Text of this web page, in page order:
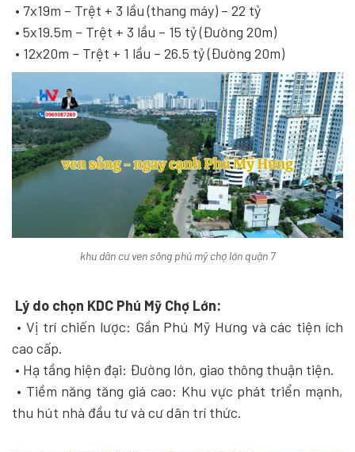
• 7x19m – Trệt + 3 lầu (thang máy) – 22 tỷ
• 5x19.5m – Trệt + 3 lầu – 15 tỷ (Đường 20m)
• 12x20m – Trệt + 1 lầu – 26.5 tỷ (Đường 20m)
khu dân cư ven sông phú mỹ chợ lớn quận 7
Lý do chọn KDC Phú Mỹ Chợ Lớn:
• Vị trí chiến lược: Gần Phú Mỹ Hưng và các tiện ích
cao cấp.
• Hạ tầng hiện đại: Đường lớn, giao thông thuận tiện.
• Tiềm năng tăng giá cao: Khu vực phát triển mạnh,
thu hút nhà đầu tư và cư dân trí thức.